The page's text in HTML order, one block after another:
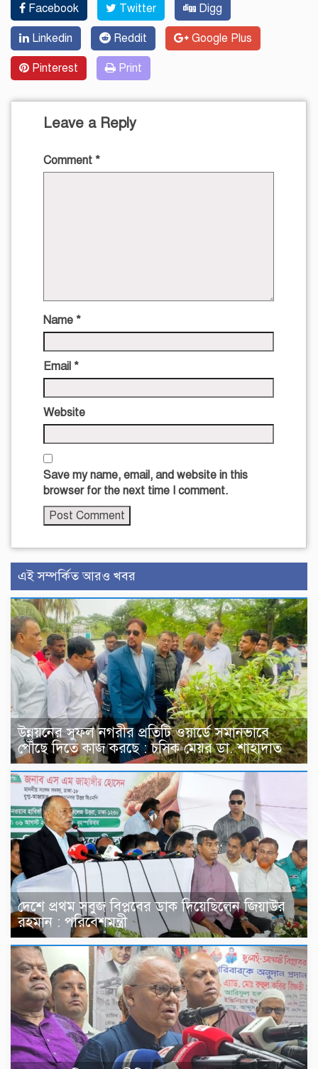
Facebook Twitter Digg
Linkedin Reddit Google Plus
Pinterest Print
Leave a Reply
Comment *
Name *
Email *
Website
Save my name, email, and website in this
browser for the next time I comment.
এই সম্পর্কিত আরও খবর
উন্নয়নের সুফল নগরীর প্রতিটি ওয়ার্ডে সমানভাবে
পৌঁছে দিতে কাজ করছে : চসিক মেয়র ডা. শাহাদাত
দেশে প্রথম সবুজ বিপ্লবের ডাক দিয়েছিলেন জিয়াউর
রহমান : পরিবেশমন্ত্রী